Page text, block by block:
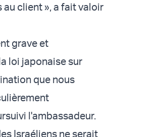
client », a fait valoir
grave et
loi japonaise sur
que nous
l'ambassadeur.
Israéliens ne serait